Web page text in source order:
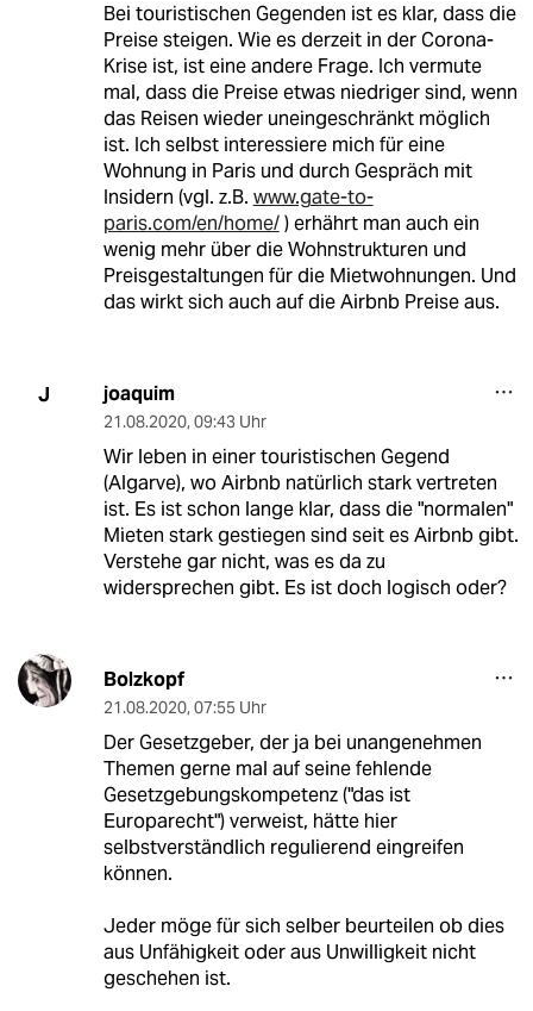
Bei touristischen Gegenden ist es klar, dass die
Preise steigen. Wie es derzeit in der Corona-
Krise ist, ist eine andere Frage. Ich vermute
mal, dass die Preise etwas niedriger sind, wenn
das Reisen wieder uneingeschränkt möglich
ist. Ich selbst interessiere mich für eine
Wohnung in Paris und durch Gespräch mit
Insidern (vgl. z.B. www.gate-to-
paris.com/en/home/) erhährt man auch ein
wenig mehr über die Wohnstrukturen und
Preisgestaltungen für die Mietwohnungen. Und
das wirkt sich auch auf die Airbnb Preise aus.
J joaquim
21.08.2020, 09:43 Uhr
Wir leben in einer touristischen Gegend
(Algarve), wo Airbnb natürlich stark vertreten
ist. Es ist schon lange klar, dass die "normalen"
Mieten stark gestiegen sind seit es Airbnb gibt.
Verstehe gar nicht, was es da zu
widersprechen gibt. Es ist doch logisch oder?
Bolzkopf
21.08.2020, 07:55 Uhr
Der Gesetzgeber, der ja bei unangenehmen
Themen gerne mal auf seine fehlende
Gesetzgebungskompetenz ("das ist
Europarecht") verweist, hätte hier
selbstverständlich regulierend eingreifen
können.
Jeder möge für sich selber beurteilen ob dies
aus Unfähigkeit oder aus Unwilligkeit nicht
geschehen ist.